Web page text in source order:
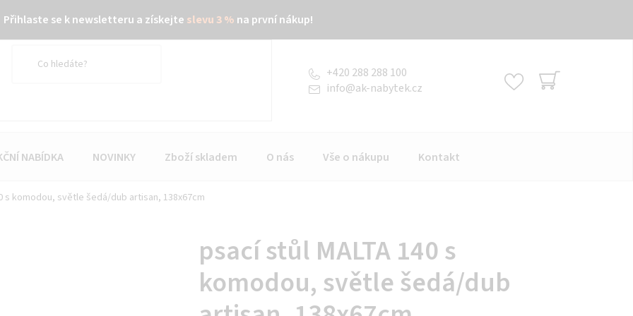
Přihlaste se k newsletteru a získejte slevu 3 % na první nákup!
info@ak-nabytek.cz
+420 288 288 100
NABÍDKA NOVINKY Zboží skladem O nás Vše o nákupu Kontakt
s komodou, světle šedá/dub artisan, 138x67cm
psací stůl MALTA 140 s
komodou, světle šedá/dub